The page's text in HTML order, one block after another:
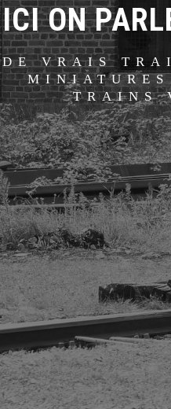
ICI ON
DE VRAIS
TRAINS